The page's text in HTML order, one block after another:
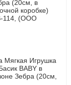
Мягкая Игрушка
BABY в
Зебра (20см,